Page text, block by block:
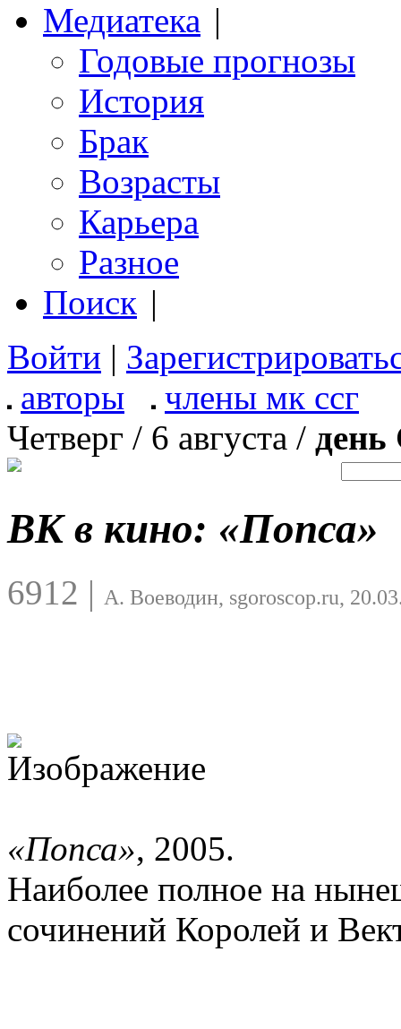
Медиатека |
Годовые прогнозы
История
Брак
Возрасты
Карьера
Разное
Поиск |
Войти |
авторы
члены мк ссг
Четверг / 6 августа / день
ВК в кино: «Попса»
6912 | А. Воеводин, sgoroscop.ru,
«Попса», 2005.
Наиболее полное на
сочинений Королей и